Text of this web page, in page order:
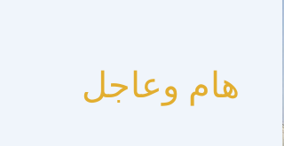
هام وعاجل